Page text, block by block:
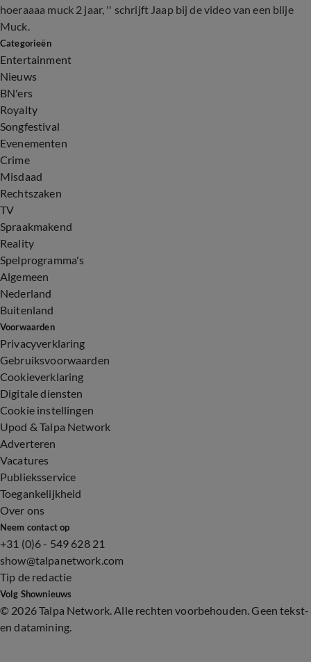
hoeraaaa muck 2 jaar, '' schrijft Jaap bij de video van een blije
Muck.
Categorieën
Entertainment
Nieuws
BN'ers
Royalty
Songfestival
Evenementen
Crime
Misdaad
Rechtszaken
TV
Spraakmakend
Reality
Spelprogramma's
Algemeen
Nederland
Buitenland
Voorwaarden
Privacyverklaring
Gebruiksvoorwaarden
Cookieverklaring
Digitale diensten
Cookie instellingen
Upod & Talpa Network
Adverteren
Vacatures
Publieksservice
Toegankelijkheid
Over ons
Neem contact op
+31 (0)6 - 549 628 21
show@talpanetwork.com
Tip de redactie
Volg Shownieuws
© 2026 Talpa Network. Alle rechten voorbehouden. Geen tekst-
en datamining.